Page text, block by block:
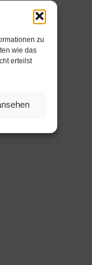
zu
wie das
erteilst